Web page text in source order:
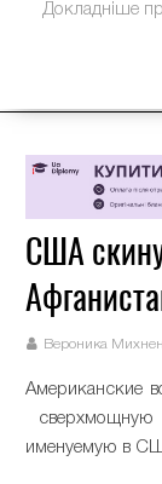
США
Вероника
Американские
сверхмощную
именуемую в
Докладніше